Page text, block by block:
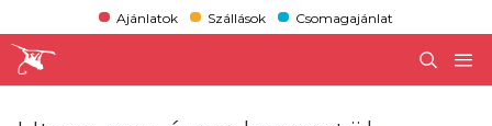
Ajánlatok Szállások Csomagajánlat